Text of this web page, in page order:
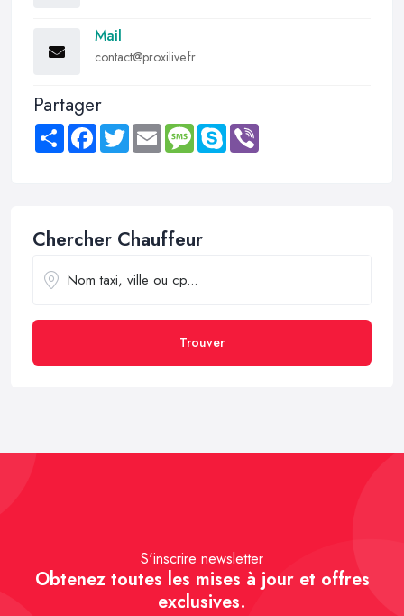
Mail
contact@proxilive.fr
Partager
Share FacebookTwitter Email MessageSkype
Chercher Chauffeur
Trouver
S'inscrire newsletter
Obtenez toutes les mises à jour et offres
exclusives.